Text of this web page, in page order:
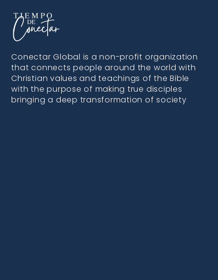
Conectar Global is a non-profit organization
that connects people around the world with
Christian values and teachings of the Bible
with the purpose of making true disciples
bringing a deep transformation of society